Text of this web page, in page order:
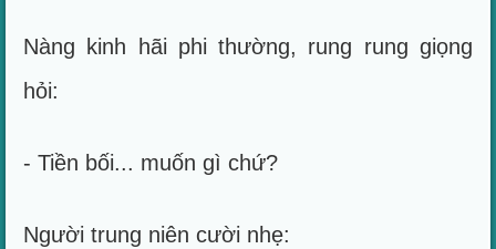
Nàng kinh hãi phi thường, rung rung giọng
hỏi:
- Tiền bối... muốn gì chứ?
Người trung niên cười nhẹ: